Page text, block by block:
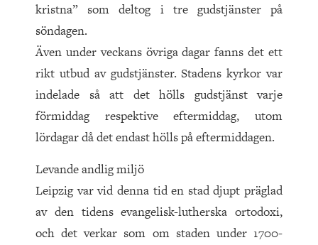
kristna” som deltog i tre gudstjänster på
söndagen.
Även under veckans övriga dagar fanns det ett
rikt utbud av gudstjänster. Stadens kyrkor var
indelade så att det hölls gudstjänst varje
förmiddag respektive eftermiddag, utom
lördagar då det endast hölls på eftermiddagen.
Levande andlig miljö
Leipzig var vid denna tid en stad djupt präglad
av den tidens evangelisk-lutherska ortodoxi,
och det verkar som om staden under 1700-